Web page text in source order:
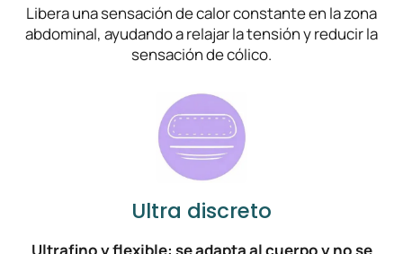
Libera una sensación de calor constante en la zona
abdominal, ayudando a relajar la tensión y reducir la
sensación de cólico.
Ultra discreto